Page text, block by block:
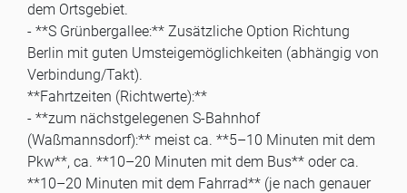
dem Ortsgebiet.
- **S Grünbergallee:** Zusätzliche Option Richtung
Berlin mit guten Umsteigemöglichkeiten (abhängig von
Verbindung/Takt).
**Fahrtzeiten (Richtwerte):**
- **zum nächstgelegenen S-Bahnhof
(Waßmannsdorf):** meist ca. **5–10 Minuten mit dem
Pkw**, ca. **10–20 Minuten mit dem Bus** oder ca.
**10–20 Minuten mit dem Fahrrad** (je nach genauer